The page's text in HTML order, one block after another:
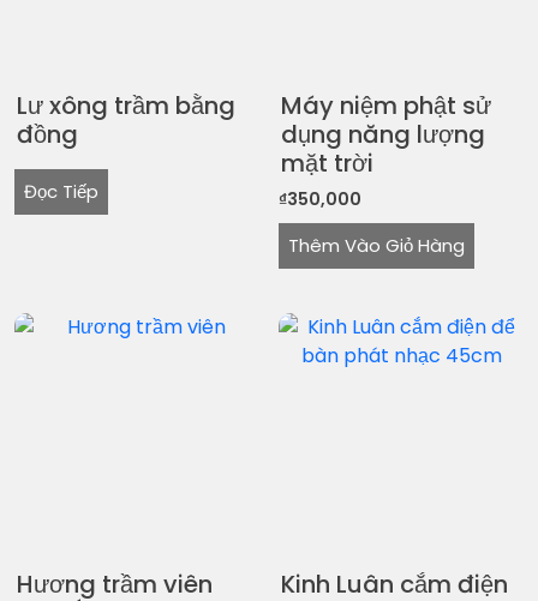
Lư xông trầm bằng
đồng
Đọc Tiếp
Máy niệm phật sử
dụng năng lượng
mặt trời
₫350,000
Thêm Vào Giỏ Hàng
Hương trầm viên
Kinh Luân cắm điện